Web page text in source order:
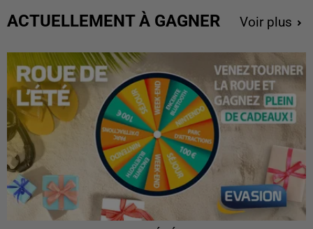
ACTUELLEMENT À GAGNER Voir plus